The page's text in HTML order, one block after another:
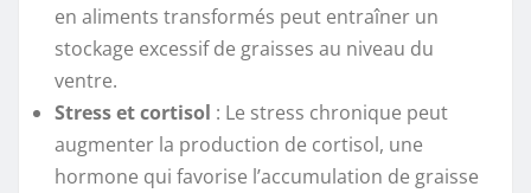
en aliments transformés peut entraîner un
stockage excessif de graisses au niveau du
ventre.
Stress et cortisol : Le stress chronique peut
augmenter la production de cortisol, une
hormone qui favorise l’accumulation de graisse